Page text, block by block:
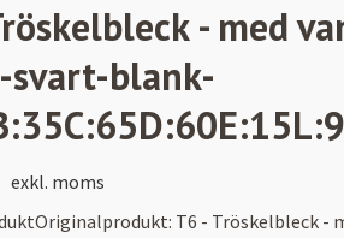
- med
svart-blank-
exkl. moms
T6 - Tröskelbleck -